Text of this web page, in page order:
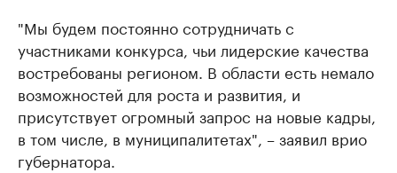
"Мы будем постоянно сотрудничать с
участниками конкурса, чьи лидерские качества
востребованы регионом. В области есть немало
возможностей для роста и развития, и
присутствует огромный запрос на новые кадры,
в том числе, в муниципалитетах", – заявил врио
губернатора.